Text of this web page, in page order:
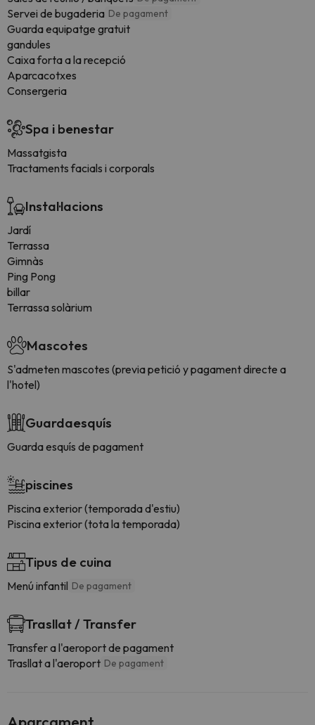
Servei de bugaderia De pagament
Guarda equipatge gratuit
gandules
Caixa forta a la recepció
Aparcacotxes
Consergeria
Spa i benestar
Massatgista
Tractaments facials i corporals
Instal·lacions
Jardí
Terrassa
Gimnàs
Ping Pong
billar
Terrassa solàrium
Mascotes
S'admeten mascotes (previa petició y pagament directe a
l'hotel)
Guardaesquís
Guarda esquís de pagament
piscines
Piscina exterior (temporada d'estiu)
Piscina exterior (tota la temporada)
Tipus de cuina
Menú infantil De pagament
Trasllat / Transfer
Transfer a l'aeroport de pagament
Trasllat a l'aeroport De pagament